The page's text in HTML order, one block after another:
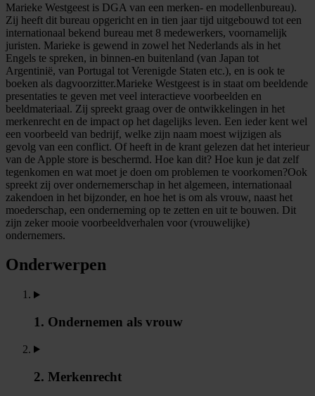
Marieke Westgeest is DGA van een merken- en modellenbureau).
Zij heeft dit bureau opgericht en in tien jaar tijd uitgebouwd tot een
internationaal bekend bureau met 8 medewerkers, voornamelijk
juristen. Marieke is gewend in zowel het Nederlands als in het
Engels te spreken, in binnen-en buitenland (van Japan tot
Argentinië, van Portugal tot Verenigde Staten etc.), en is ook te
boeken als dagvoorzitter.Marieke Westgeest is in staat om beeldende
presentaties te geven met veel interactieve voorbeelden en
beeldmateriaal. Zij spreekt graag over de ontwikkelingen in het
merkenrecht en de impact op het dagelijks leven. Een ieder kent wel
een voorbeeld van bedrijf, welke zijn naam moest wijzigen als
gevolg van een conflict. Of heeft in de krant gelezen dat het interieur
van de Apple store is beschermd. Hoe kan dit? Hoe kun je dat zelf
tegenkomen en wat moet je doen om problemen te voorkomen?Ook
spreekt zij over ondernemerschap in het algemeen, internationaal
zakendoen in het bijzonder, en hoe het is om als vrouw, naast het
moederschap, een onderneming op te zetten en uit te bouwen. Dit
zijn zeker mooie voorbeeldverhalen voor (vrouwelijke)
ondernemers.
Onderwerpen
1. Ondernemen als vrouw
2. Merkenrecht